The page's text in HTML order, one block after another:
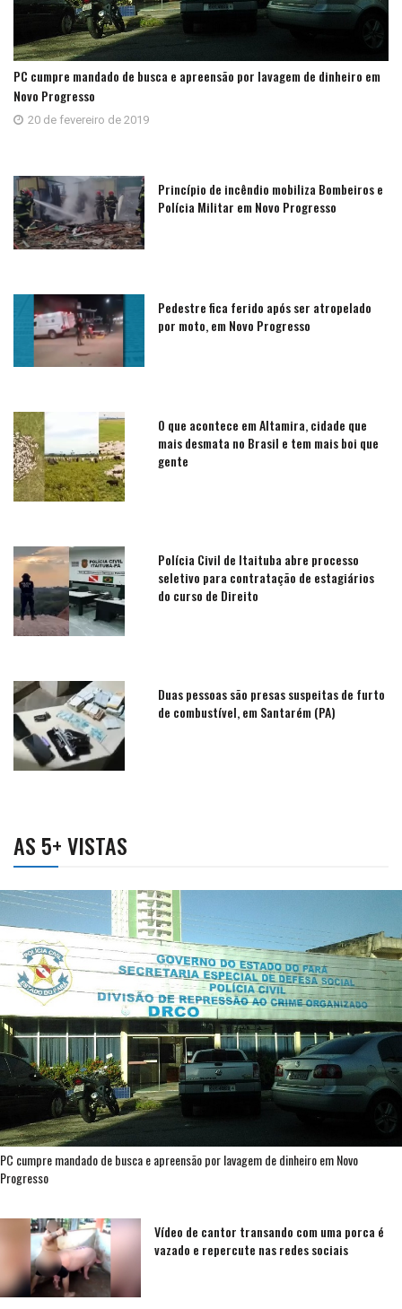
PC cumpre mandado de busca e apreensão por lavagem de dinheiro em
Novo Progresso
20 de fevereiro de 2019
Princípio de incêndio mobiliza Bombeiros e
Polícia Militar em Novo Progresso
Pedestre fica ferido após ser atropelado
por moto, em Novo Progresso
O que acontece em Altamira, cidade que
mais desmata no Brasil e tem mais boi que
gente
Polícia Civil de Itaituba abre processo
seletivo para contratação de estagiários
do curso de Direito
Duas pessoas são presas suspeitas de furto
de combustível, em Santarém (PA)
AS 5+ VISTAS
PC cumpre mandado de busca e apreensão por lavagem de dinheiro em Novo
Progresso
Vídeo de cantor transando com uma porca é
vazado e repercute nas redes sociais